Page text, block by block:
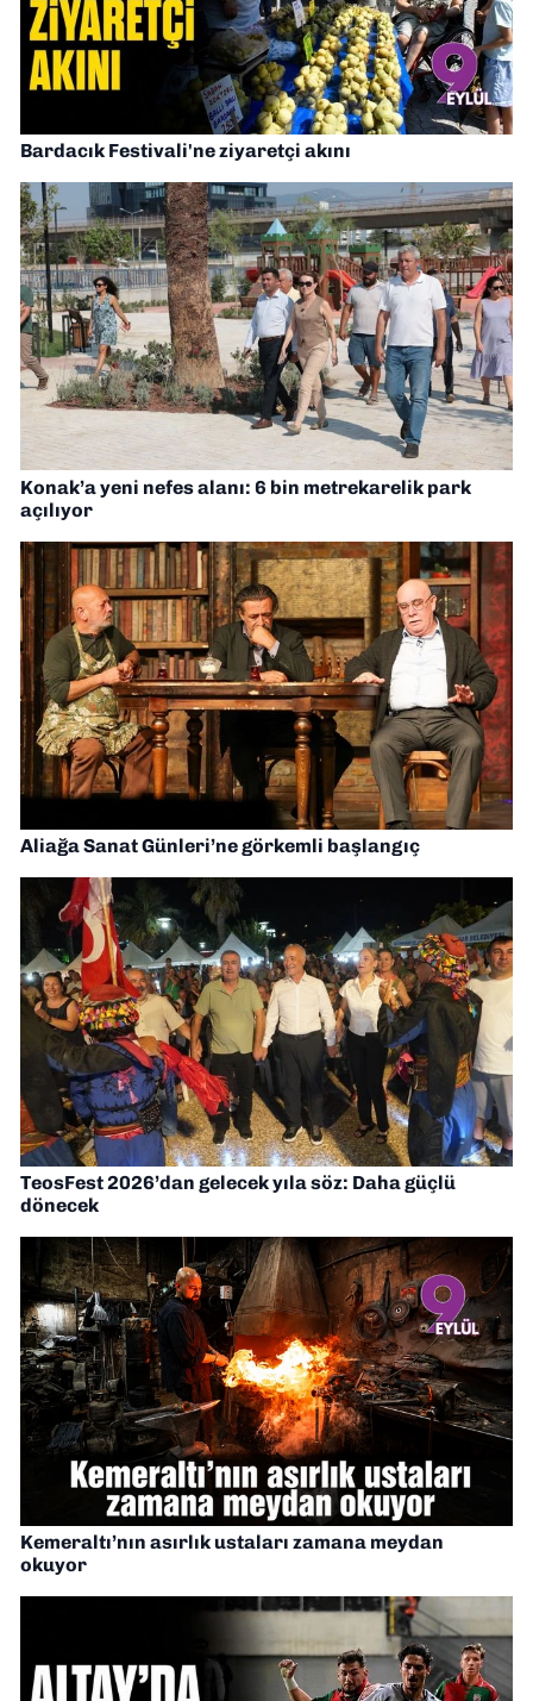
Bardacık Festivali'ne ziyaretçi akını
Konak’a yeni nefes alanı: 6 bin metrekarelik park
açılıyor
Aliağa Sanat Günleri’ne görkemli başlangıç
TeosFest 2026’dan gelecek yıla söz: Daha güçlü
dönecek
Kemeraltı’nın asırlık ustaları zamana meydan
okuyor